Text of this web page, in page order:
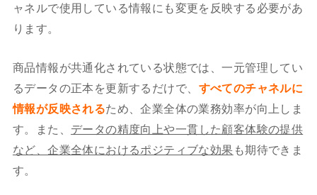
ャネルで使用している情報にも変更を反映する必要があ
ります。
商品情報が共通化されている状態では、一元管理してい
るデータの正本を更新するだけで、 すべてのチャネルに
情報が反映されるため、企業全体の業務効率が向上しま
す。また、 データの精度向上や一貫した顧客体験の提供
など、企業全体におけるポジティブな効果 も期待できま
す。